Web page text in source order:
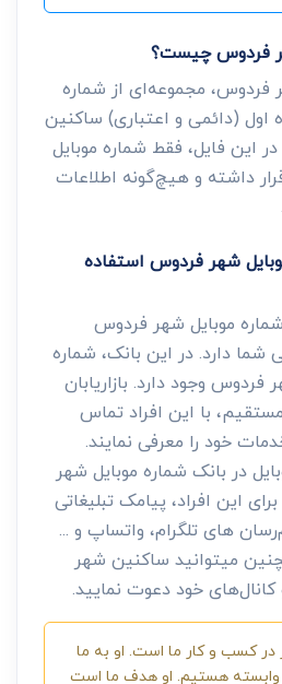
فردوس چیست؟
فردوس، مجموعه‌ای از شماره
اول (دائمی و اعتباری) ساکنین
این فایل، فقط شماره موبایل
داشته و هیچ‌گونه اطلاعات
شهر فردوس استفاده
موبایل شهر فردوس
شما دارد. در این بانک، شماره
وجود دارد. بازاریابان
با این افراد تماس
خود را معرفی نمایند.
در بانک شماره موبایل شهر
این افراد، پیامک تبلیغاتی
های تلگرام، واتساپ و ...
میتوانید ساکنین شهر
خود دعوت نمایید.
کسب و کار ما است. او به ما
وابسته هستیم. او هدف ما است